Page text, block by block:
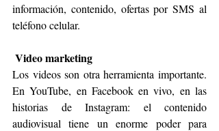
información, contenido, ofertas por SMS al
teléfono celular.
Video marketing
Los videos son otra herramienta importante.
En YouTube, en Facebook en vivo, en las
historias de Instagram: el contenido
audiovisual tiene un enorme poder para